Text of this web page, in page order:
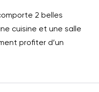
2 belles
cuisine et une salle
profiter d’un